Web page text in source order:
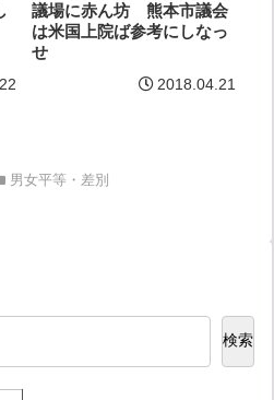
議場に赤ん坊 熊本市議会
は米国上院ば参考にしなっ
せ
2018.04.21
男女平等・差別
検索